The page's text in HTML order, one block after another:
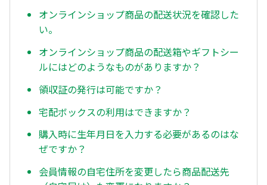
オンラインショップ商品の配送状況を確認した
い。
オンラインショップ商品の配送箱やギフトシー
ルにはどのようなものがありますか？
領収証の発行は可能ですか？
宅配ボックスの利用はできますか？
購入時に生年月日を入力する必要があるのはな
ぜですか？
会員情報の自宅住所を変更したら商品配送先